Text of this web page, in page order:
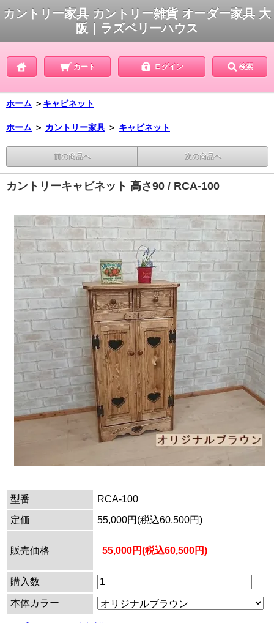
カントリー家具 カントリー雑貨 オーダー家具 大
阪｜ラズベリーハウス
カート ログイン 検索
ホーム ＞ キャビネット
ホーム ＞ カントリー家具 ＞ キャビネット
前の商品へ 次の商品へ
カントリーキャビネット 高さ90 / RCA-100
型番
RCA-100
定価
55,000円(税込60,500円)
販売価格 55,000円(税込60,500円)
購入数
本体カラー